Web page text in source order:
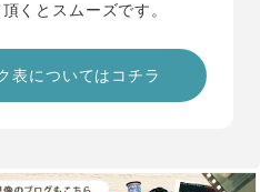
くとスムーズです。
表についてはコチラ